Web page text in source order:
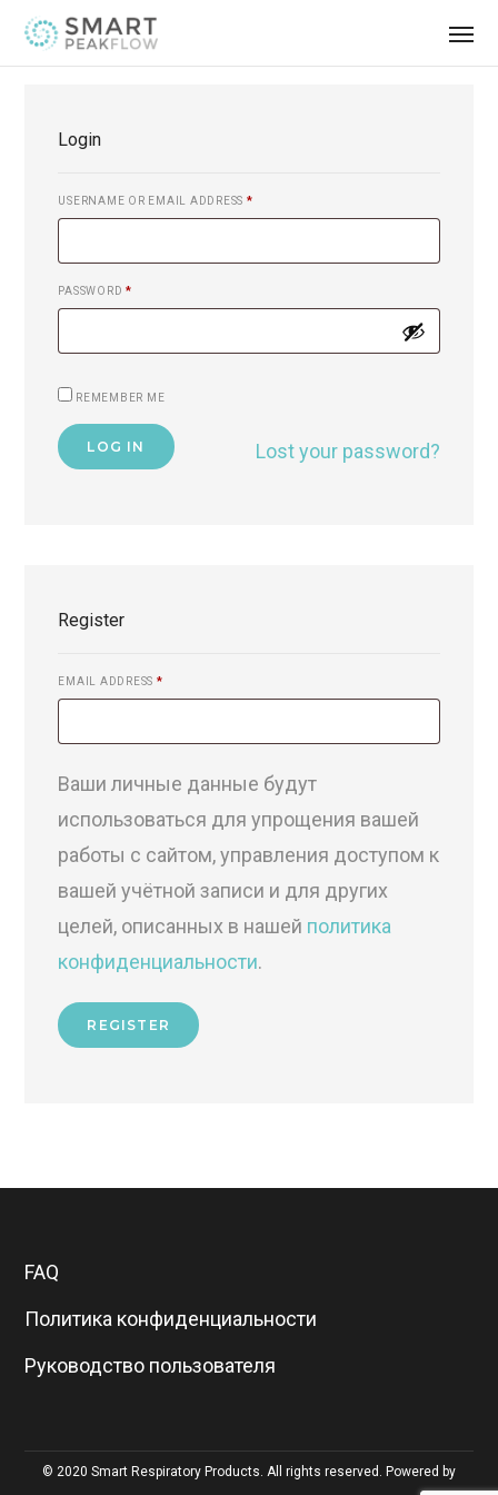
Login
USERNAME OR EMAIL ADDRESS *
PASSWORD*
REMEMBER ME
LOG IN Lost your password?
Register
EMAIL ADDRESS *
Ваши личные данные будут
использоваться для упрощения вашей
работы с сайтом, управления доступом к
вашей учётной записи и для других
целей, описанных в нашей политика
конфиденциальности.
REGISTER
FAQ
Политика конфиденциальности
Руководство пользователя
© 2020 Smart Respiratory Products. All rights reserved. Powered by